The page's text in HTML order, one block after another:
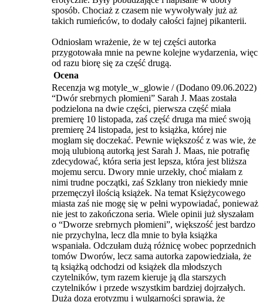
sposób. Chociaż z czasem nie wywoływały już aż
takich rumieńców, to dodały całości fajnej pikanterii.
Odniosłam wrażenie, że w tej części autorka
przygotowała mnie na pewne kolejne wydarzenia, więc
od razu biorę się za część drugą.
Ocena
Recenzja wg motyle_w_glowie / (Dodano 09.06.2022)
“Dwór srebrnych płomieni” Sarah J. Maas została
podzielona na dwie części, pierwsza część miała
premierę 10 listopada, zaś część druga ma mieć swoją
premierę 24 listopada, jest to książka, której nie
mogłam się doczekać. Pewnie większość z was wie, że
moją ulubioną autorką jest Sarah J. Maas, nie potrafię
zdecydować, która seria jest lepsza, która jest bliższa
mojemu sercu. Dwory mnie urzekły, choć miałam z
nimi trudne początki, zaś Szklany tron niekiedy mnie
przemęczył ilością książek. Na temat Księżycowego
miasta zaś nie mogę się w pełni wypowiadać, ponieważ
nie jest to zakończona seria. Wiele opinii już słyszałam
o “Dworze srebrnych płomieni”, większość jest bardzo
nie przychylna, lecz dla mnie to była książka
wspaniała. Odczułam dużą różnicę wobec poprzednich
tomów Dworów, lecz sama autorka zapowiedziała, że
tą książką odchodzi od książek dla młodszych
czytelników, tym razem kieruje ją dla starszych
czytelników i przede wszystkim bardziej dojrzałych.
Duża doza erotyzmu i wulgarności sprawia, że